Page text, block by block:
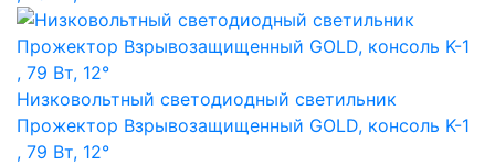
Низковольтный светодиодный светильник
Прожектор Взрывозащищенный GOLD, консоль K-1
, 79 Вт, 12°